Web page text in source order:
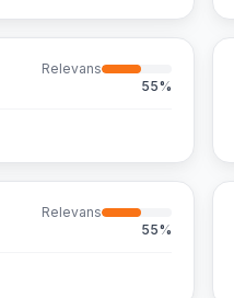
Relevans
55%
Relevans
55%